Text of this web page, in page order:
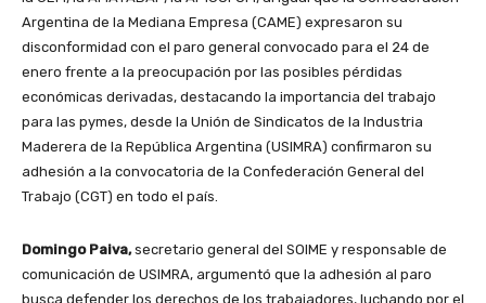
Argentina de la Mediana Empresa (CAME) expresaron su
disconformidad con el paro general convocado para el 24 de
enero frente a la preocupación por las posibles pérdidas
económicas derivadas, destacando la importancia del trabajo
para las pymes, desde la Unión de Sindicatos de la Industria
Maderera de la República Argentina (USIMRA) confirmaron su
adhesión a la convocatoria de la Confederación General del
Trabajo (CGT) en todo el país.
Domingo Paiva,secretario general del SOIME y responsable de
comunicación de USIMRA, argumentó que la adhesión al paro
busca defender los derechos de los trabajadores, luchando por el